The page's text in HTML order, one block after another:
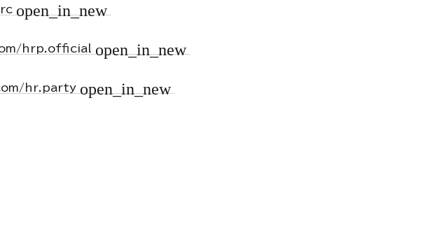
open_in_new
hrp.official open_in_new
hr.party open_in_new